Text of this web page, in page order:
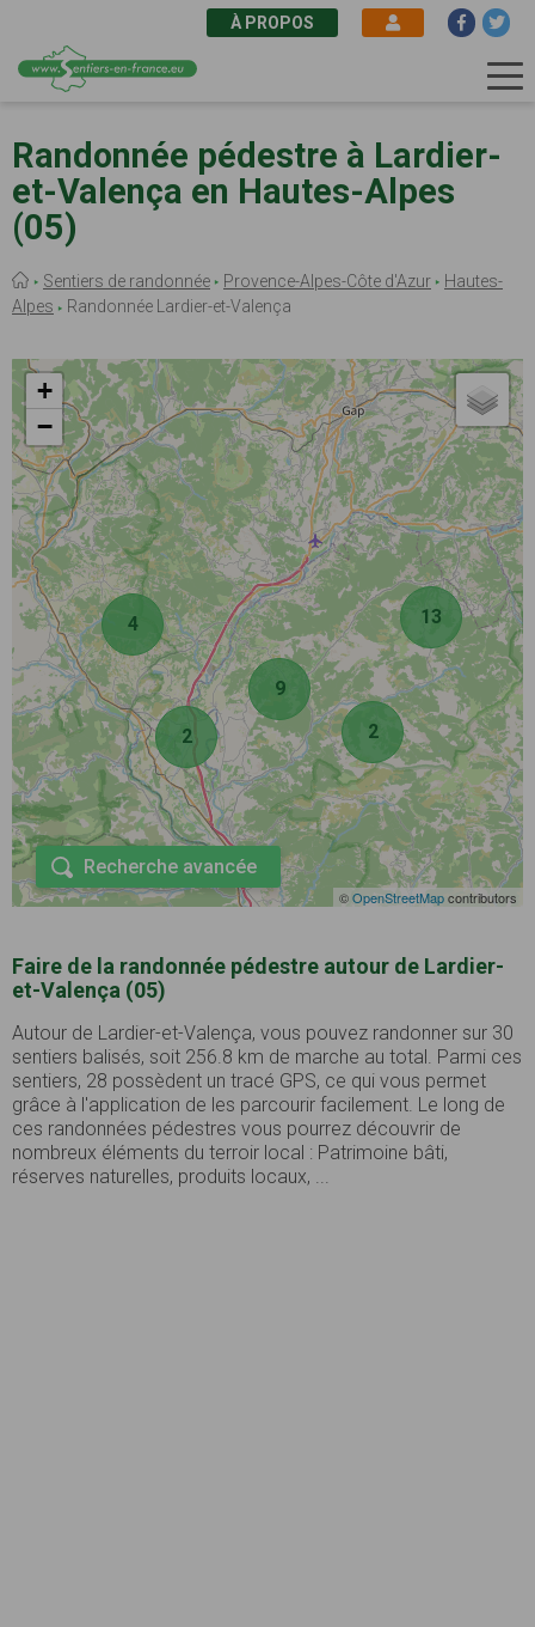
au
contenu
principal
À PROPOS
Randonnée pédestre à Lardier-
et-Valença en Hautes-Alpes
(05)
Fil
d'Ariane
Sentiers de randonnée Provence-Alpes-Côte d'Azur
Hautes-
Alpes
Randonnée Lardier-et-Valença
2 2
4 13
9
+
−
©OpenStreetMapcontributors
Recherche avancée
Faire de la randonnée pédestre autour de Lardier-
et-Valença (05)
Autour de Lardier-et-Valença, vous pouvez randonner sur 30
sentiers balisés, soit 256.8 km de marche au total. Parmi ces
sentiers, 28 possèdent un tracé GPS, ce qui vous permet
grâce à l'application de les parcourir facilement. Le long de
ces randonnées pédestres vous pourrez découvrir de
nombreux éléments du terroir local : Patrimoine bâti,
réserves naturelles, produits locaux, ...